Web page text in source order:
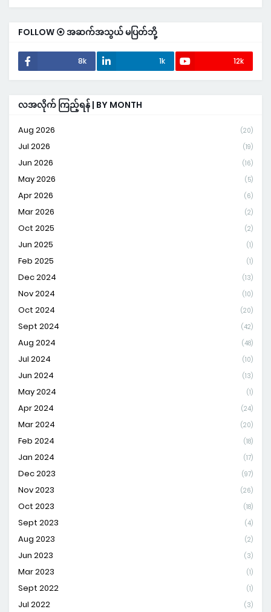
FOLLOW ⦿ အဆက်အသွယ် မပြတ်ဘို့
8k 1k 12k
လအလိုက် ကြည့်ရန် | BY MONTH
Aug 2026 (20)
Jul 2026 (19)
Jun 2026 (16)
May 2026 (5)
Apr 2026 (6)
Mar 2026 (2)
Oct 2025 (2)
Jun 2025 (1)
Feb 2025 (1)
Dec 2024 (13)
Nov 2024 (10)
Oct 2024 (20)
Sept 2024 (42)
Aug 2024 (48)
Jul 2024 (10)
Jun 2024 (13)
May 2024 (1)
Apr 2024 (24)
Mar 2024 (20)
Feb 2024 (18)
Jan 2024 (17)
Dec 2023 (97)
Nov 2023 (26)
Oct 2023 (18)
Sept 2023 (4)
Aug 2023 (2)
Jun 2023 (3)
Mar 2023 (1)
Sept 2022 (1)
Jul 2022 (3)